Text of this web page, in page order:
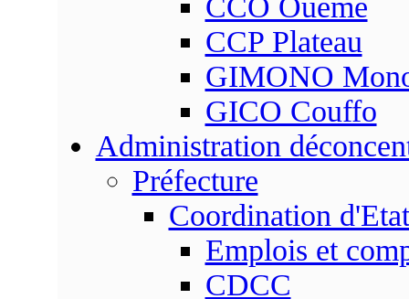
CCO Ouémé
CCP Plateau
GIMONO
GICO Couffo
Administration
Préfecture
Coordination d'Etat
Emplois et
CDCC